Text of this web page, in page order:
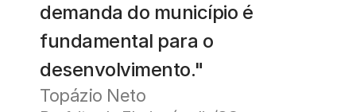
demanda do município é
fundamental para o
desenvolvimento."
Topázio Neto